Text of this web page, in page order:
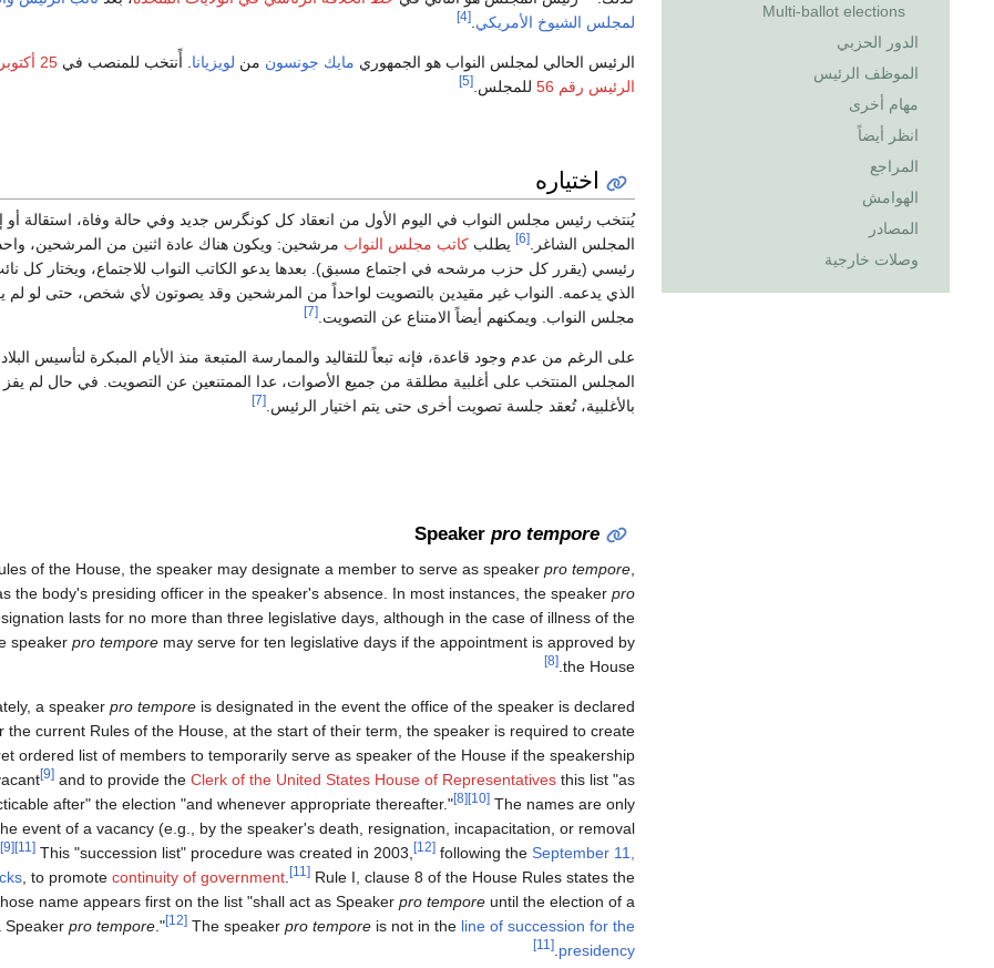
Multi-ballot elections
الدور الحزبي
الموظف الرئيس
مهام أخرى
انظر أيضاً
المراجع
الهوامش
المصادر
وصلات خارجية
لمجلس الشيوخ الأمريكي [4]
الرئيس الحالي لمجلس النواب هو الجمهوري مايك جونسون من لويزيانا . أًنتخب للمنصب في 25 أكتوبر 2023
الرئيس رقم 56
للمجلس. [5]
اختياره
يُنتخب رئيس مجلس النواب في اليوم الأول من انعقاد كل كونگرس جديد وفي حالة وفاة، استقالة أو
المجلس الشاغر.[6] يطلب كاتب مجلس النواب مرشحين: ويكون هناك عادة اثنين من المرشحين،
رئيسي (يقرر كل حزب مرشحه في اجتماع مسبق). بعدها يدعو الكاتب النواب للاجتماع، ويختار كل
الذي يدعمه. النواب غير مقيدين بالتصويت لواحداً من المرشحين وقد يصوتون لأي شخص، حتى لو
مجلس النواب. ويمكنهم أيضاً الامتناع عن التصويت.[7]
على الرغم من عدم وجود قاعدة، فإنه تبعاً للتقاليد والممارسة المتبعة منذ الأيام المبكرة لتأسيس
المجلس المنتخب على أغلبية مطلقة من جميع الأصوات، عدا الممتنعين عن التصويت. في حال لم
بالأغلبية، تُعقد جلسة تصويت أخرى حتى يتم اختيار الرئيس.[7]
Speakerpro tempore
of the House, the speaker may designate a member to serve as speaker pro tempore
the body's presiding officer in the speaker's absence. In most instances, the speaker pro
lasts for no more than three legislative days, although in the case of illness of the
speaker pro tempore may serve for ten legislative days if the appointment is approved by
the House.
[8]
a speaker pro tempore is designated in the event the office of the speaker is declared
the current Rules of the House, at the start of their term, the speaker is required to create
ordered list of members to temporarily serve as speaker of the House if the speakership
[9] and to provide the Clerk of the United States House of Representatives this list "as
after" the election "and whenever appropriate thereafter."
[8] [10] The names are only
event of a vacancy (e.g., by the speaker's death, resignation, incapacitation, or removal
[9] [11] This "succession list" procedure was created in 2003, [12] following the September 11,
, to promote continuity of government [11] Rule I, clause 8 of the House Rules states the
name appears first on the list "shall act as Speaker pro tempore until the election of a
Speaker pro tempore ." [12] The speaker pro tempore is not in the line of succession for the
presidency
[11]